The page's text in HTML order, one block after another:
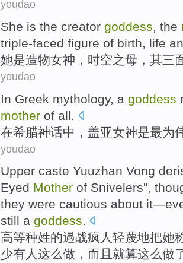
youdao
She is the creator goddess, the
triple-faced figure of birth, life
她是造物女神 ， 时空之母 ， 其三
youdao
In Greek mythology, a goddess
mother of all.
在希腊神话中 ， 盖亚女神是最为
youdao
Upper caste Yuuzhan Vong
Eyed Mother of Snivelers",
they were cautious about
still a goddess.
高等种姓的遇战疯人 轻蔑地把她
少有人 这么做， 而且 就算这么做